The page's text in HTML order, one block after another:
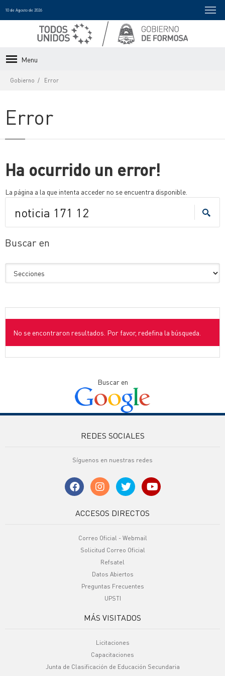
10 de Agosto de 2026
Menu
Gobierno Error
Error
Ha ocurrido un error!
La página a la que intenta acceder no se encuentra disponible.
Buscar en
No se encontraron resultados. Por favor, redefina la búsqueda.
Buscar en
REDES SOCIALES
Síguenos en nuestras redes
ACCESOS DIRECTOS
Correo Oficial - Webmail
Solicitud Correo Oficial
Refsatel
Datos Abiertos
Preguntas Frecuentes
UPSTI
MÁS VISITADOS
Licitaciones
Capacitaciones
Junta de Clasificación de Educación Secundaria